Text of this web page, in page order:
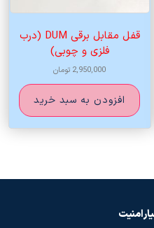
قفل مقابل برقی DUM (درب
فلزی و چوبی)
2,950,000 تومان
افزودن به سبد خرید
امنیت